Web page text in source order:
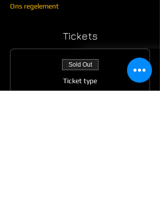
Ons regelement
Tickets
Sold Out
Ticket type
Entree met eigen gear